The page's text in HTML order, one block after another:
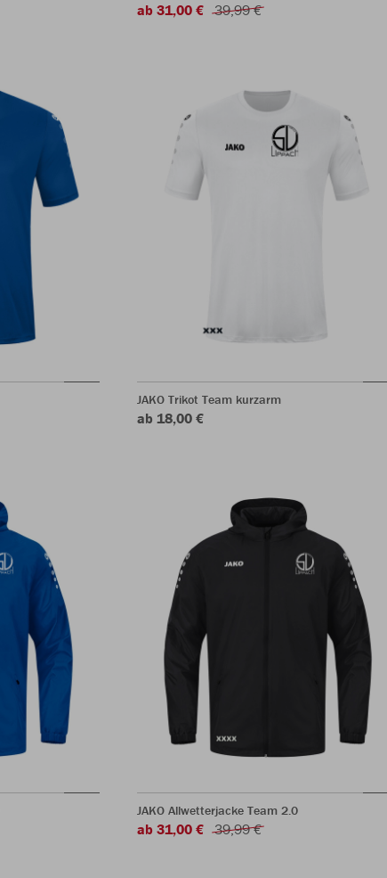
ab 31,00 € 39,99 €
JAKO Trikot Team kurzarm
ab 18,00 €
JAKO Allwetterjacke Team 2.0
ab 31,00 € 39,99 €